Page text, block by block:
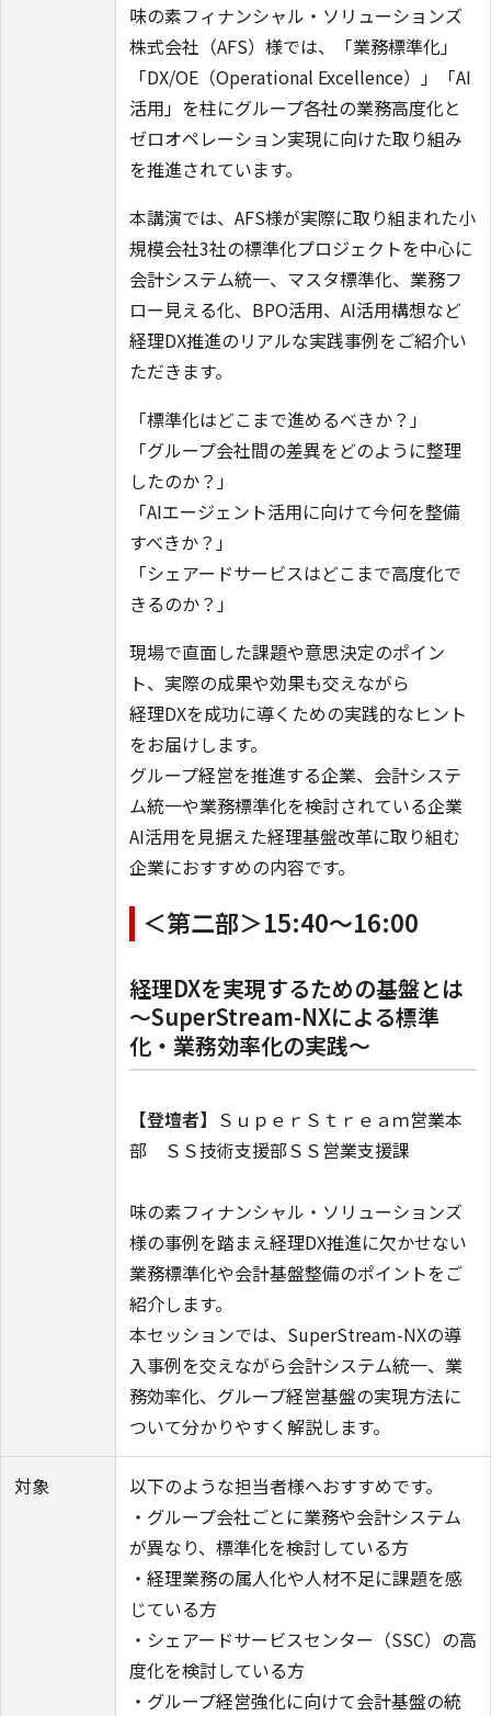
味の素フィナンシャル・ソリューションズ
株式会社（AFS）様では、「業務標準化」
「DX/OE（Operational Excellence）」「AI
活用」を柱にグループ各社の業務高度化と
ゼロオペレーション実現に向けた取り組み
を推進されています。
本講演では、AFS様が実際に取り組まれた小
規模会社3社の標準化プロジェクトを中心に
会計システム統一、マスタ標準化、業務フ
ロー見える化、BPO活用、AI活用構想など
経理DX推進のリアルな実践事例をご紹介い
ただきます。
「標準化はどこまで進めるべきか？」
「グループ会社間の差異をどのように整理
したのか？」
「AIエージェント活用に向けて今何を整備
すべきか？」
「シェアードサービスはどこまで高度化で
きるのか？」
現場で直面した課題や意思決定のポイン
ト、実際の成果や効果も交えながら
経理DXを成功に導くための実践的なヒント
をお届けします。
グループ経営を推進する企業、会計システ
ム統一や業務標準化を検討されている企業
AI活用を見据えた経理基盤改革に取り組む
企業におすすめの内容です。
＜第二部＞15:40～16:00
経理DXを実現するための基盤とは
～SuperStream-NXによる標準
化・業務効率化の実践～
【登壇者】 ＳｕｐｅｒＳｔｒｅａｍ営業本
部 ＳＳ技術支援部ＳＳ営業支援課
味の素フィナンシャル・ソリューションズ
様の事例を踏まえ経理DX推進に欠かせない
業務標準化や会計基盤整備のポイントをご
紹介します。
本セッションでは、SuperStream-NXの導
入事例を交えながら会計システム統一、業
務効率化、グループ経営基盤の実現方法に
ついて分かりやすく解説します。
対象
以下のような担当者様へおすすめです。
・グループ会社ごとに業務や会計システム
が異なり、標準化を検討している方
・経理業務の属人化や人材不足に課題を感
じている方
・シェアードサービスセンター（SSC）の高
度化を検討している方
・グループ経営強化に向けて会計基盤の統